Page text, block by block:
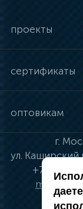
проекты
сертификаты
оптовикам
г.
ул. Каширский
+7 (495)